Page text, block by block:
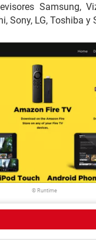
Samsung,
Sony, LG, Toshiba y
© Runtime
MISMO TEMA